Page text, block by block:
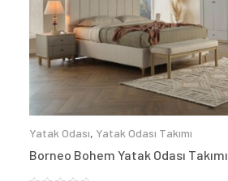
Yatak Odası, Yatak Odası Takımı
Borneo Bohem Yatak Odası Takımı